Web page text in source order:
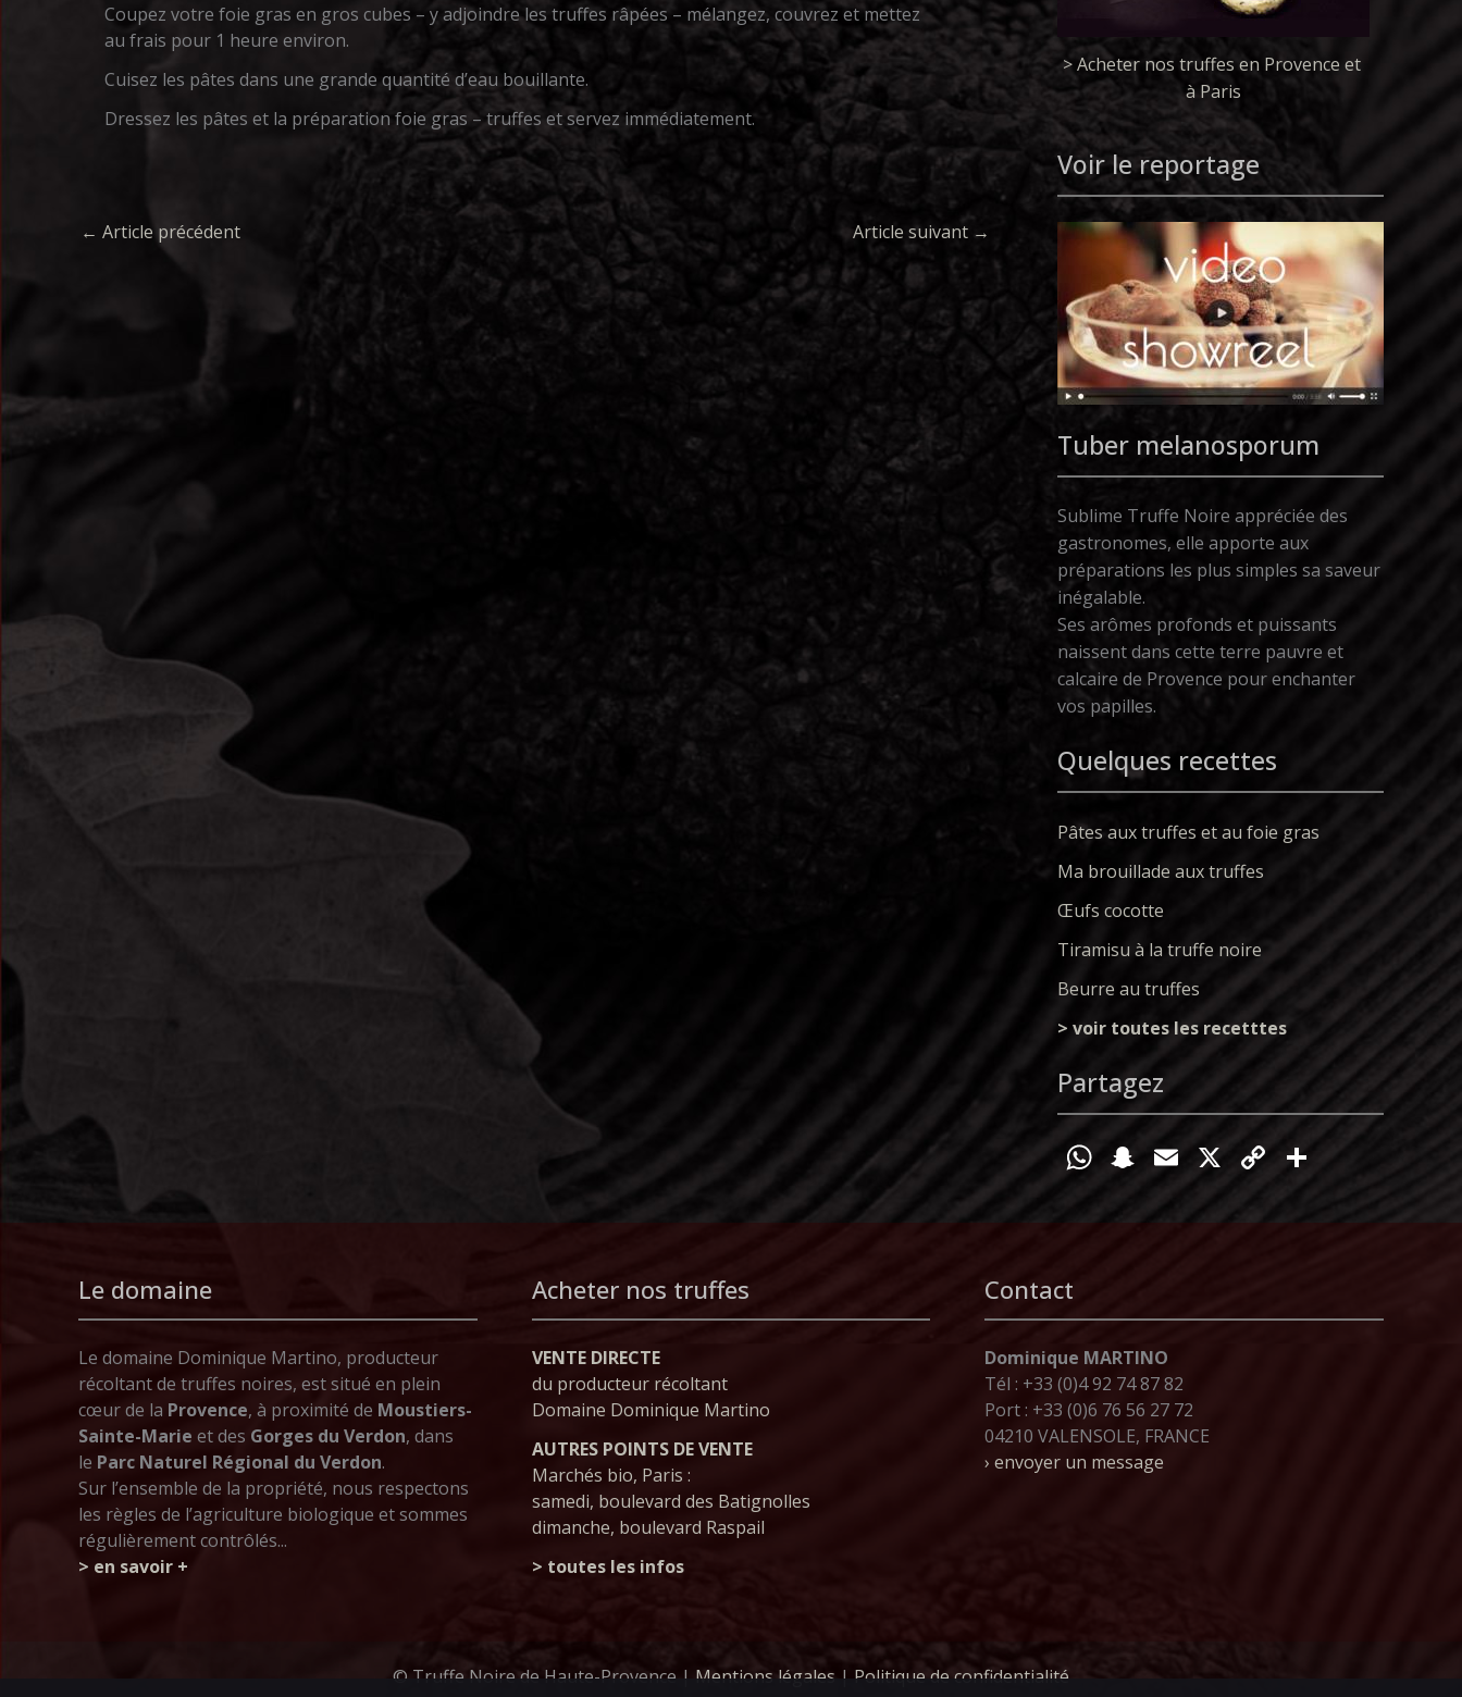
Coupez votre foie gras en gros cubes – y adjoindre les truffes râpées – mélangez, couvrez et mettez
au frais pour 1 heure environ.
Cuisez les pâtes dans une grande quantité d’eau bouillante.
Dressez les pâtes et la préparation foie gras – truffes et servez immédiatement.
← Article précédent Article suivant →
> Acheter nos truffes en Provence et
à Paris
Voir le reportage
Tuber melanosporum
Sublime Truffe Noire appréciée des
gastronomes, elle apporte aux
préparations les plus simples sa saveur
inégalable.
Ses arômes profonds et puissants
naissent dans cette terre pauvre et
calcaire de Provence pour enchanter
vos papilles.
Quelques recettes
Pâtes aux truffes et au foie gras
Ma brouillade aux truffes
Œufs cocotte
Tiramisu à la truffe noire
Beurre au truffes
> voir toutes les recetttes
Partagez
W
at
p
p
S
n
a
h
at
E
m
ai
X C
p
n
P
ta
Le domaine
Le domaine Dominique Martino, producteur
récoltant de truffes noires, est situé en plein
cœur de la Provence, à proximité de Moustiers-
Sainte-Marie et des Gorges du Verdon, dans
le Parc Naturel Régional du Verdon.
Sur l’ensemble de la propriété, nous respectons
les règles de l’agriculture biologique et sommes
régulièrement contrôlés...
> en savoir +
Acheter nos truffes
VENTE DIRECTE
du producteur récoltant
Domaine Dominique Martino
AUTRES POINTS DE VENTE
Marchés bio, Paris :
samedi, boulevard des Batignolles
dimanche, boulevard Raspail
> toutes les infos
Contact
Dominique MARTINO
Tél : +33 (0)4 92 74 87 82
Port : +33 (0)6 76 56 27 72
04210 VALENSOLE, FRANCE
› envoyer un message
© Truffe Noire de Haute-Provence | Mentions légales| Politique de confidentialité